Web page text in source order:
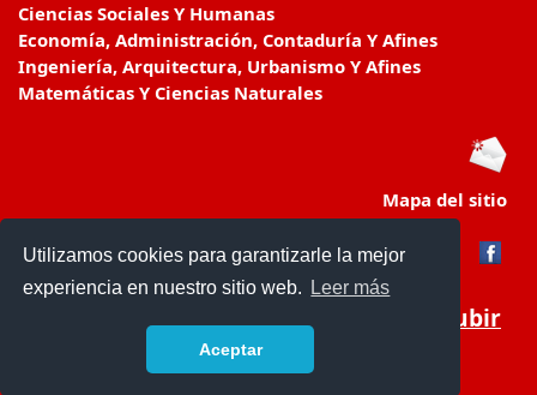
Utilizamos cookies para garantizarle la mejor
experiencia en nuestro sitio web.
Leer más
Aceptar
Ciencias Sociales Y Humanas
Economía, Administración, Contaduría Y Afines
Ingeniería, Arquitectura, Urbanismo Y Afines
Matemáticas Y Ciencias Naturales
Mapa del sitio
Subir